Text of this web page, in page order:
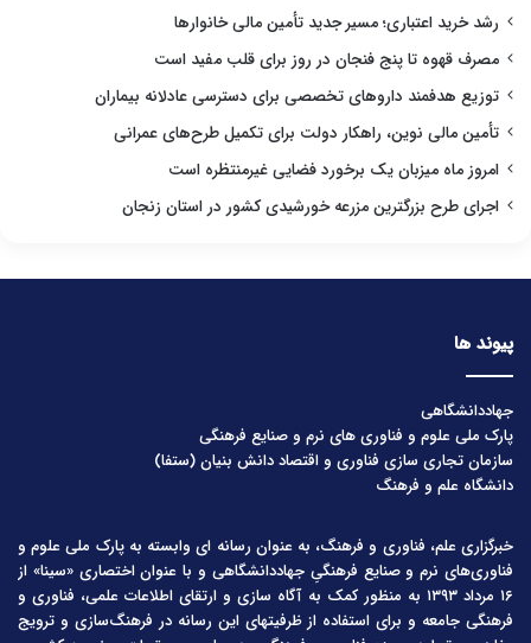
رشد خرید اعتباری؛ مسیر جدید تأمین مالی خانوارها
مصرف قهوه تا پنج فنجان در روز برای قلب مفید است
توزیع هدفمند داروهای تخصصی برای دسترسی عادلانه بیماران
تأمین مالی نوین، راهکار دولت برای تکمیل طرح‌های عمرانی
امروز ماه میزبان یک برخورد فضایی غیرمنتظره است
اجرای طرح بزرگترین مزرعه خورشیدی کشور در استان زنجان
پیوند ها
جهاددانشگاهی
پارک ملی علوم و فناوری های نرم و صنایع فرهنگی
سازمان تجاری سازی فناوری و اقتصاد دانش بنیان (ستفا)
دانشگاه علم و فرهنگ
خبرگزاری علم، فناوری و فرهنگ، به عنوان رسانه ای وابسته به پارک ملی علوم و
فناوری‌های نرم و صنایع فرهنگیِ جهاددانشگاهی و با عنوان اختصاری «سینا» از
۱۶ مرداد ۱۳۹۳ به منظور کمک به آگاه سازی و ارتقای اطلاعات علمی، فناوری و
فرهنگی جامعه و برای استفاده از ظرفیتهای این رسانه در فرهنگ‌سازی و ترویج